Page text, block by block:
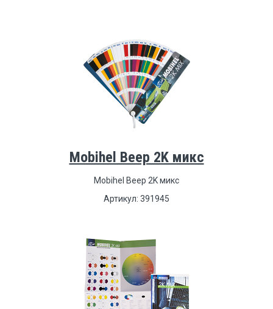
Mobihel Веер 2K микс
Mobihel Веер 2K микс
Артикул: 391945